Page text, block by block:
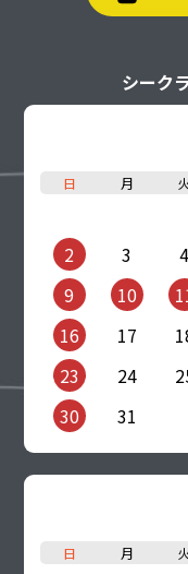
シーク
日 月
2
3 4
9
10
16
17
23
24
30
31
日 月